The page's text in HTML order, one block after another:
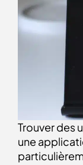
Trouver des
une